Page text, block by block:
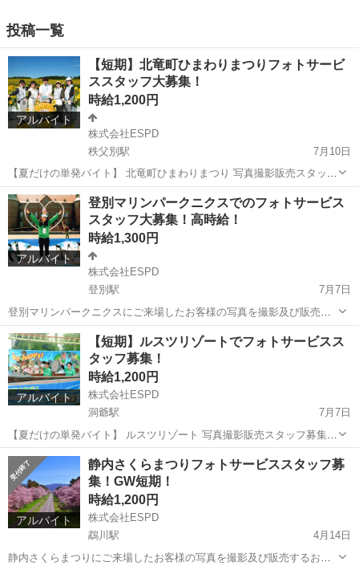
投稿一覧
アルバイト
【短期】北竜町ひまわりまつりフォトサービ
ススタッフ大募集！
時給1,200円
株式会社ESPD
秩父別駅
7月10日
【夏だけの単発バイト】 北竜町ひまわりまつり 写真撮影販売スタッフ
募集！ 日本一の面積を誇る「北竜町ひまわりまつり」で、来場された
お客様の思い出の写真を撮影・販売するお仕事です。 ✨ こんなお仕事
です ● 満...
北海道 雨竜郡 秩父別駅 その他
アルバイト
登別マリンパークニクスでのフォトサービス
スタッフ大募集！高時給！
時給1,300円
株式会社ESPD
登別駅
7月7日
登別マリンパークニクスにご来場したお客様の写真を撮影及び販売す
るお仕事です。 撮影に関しては一からの研修で簡単に覚えることが出
来るので安心です。 お客様と楽しくコミュニケーションがとれる方で
あれば誰でもOK！ お客様の...
北海道 登別市 登別駅 その他 スタッフ
アルバイト
【短期】ルスツリゾートでフォトサービスス
タッフ募集！
時給1,200円
株式会社ESPD
洞爺駅
7月7日
【夏だけの単発バイト】 ルスツリゾート 写真撮影販売スタッフ募集！
夏の遊園地で、来場されたお客様の思い出の写真を撮影・販売するお
仕事です。 ✨ こんなお仕事です ● 遊園地のアトラクションでお客様
の記念写真...
北海道 虻田郡 洞爺駅 その他 スタッフ
アルバイト
静内さくらまつりフォトサービススタッフ募
集！GW短期！
時給1,200円
株式会社ESPD
鵡川駅
4月14日
静内さくらまつりにご来場したお客様の写真を撮影及び販売するお仕